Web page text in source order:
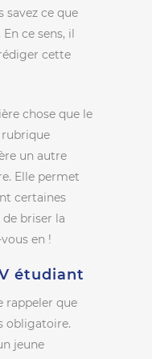
savez ce que
ce sens, il
cette
chose que le
un autre
Elle permet
certaines
briser la
en !
étudiant
rappeler que
obligatoire.
jeune